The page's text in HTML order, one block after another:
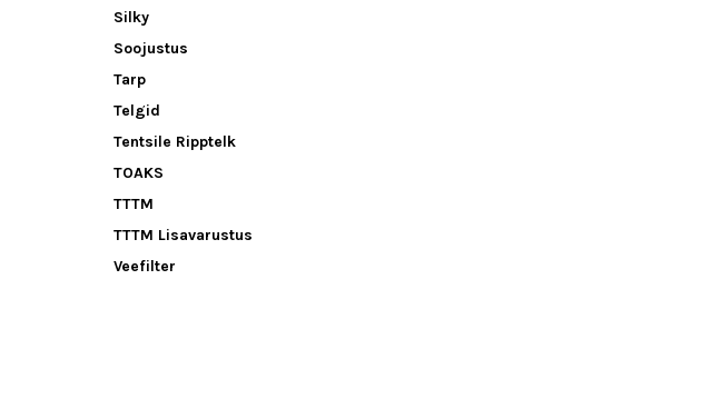
Silky
Soojustus
Tarp
Telgid
Tentsile Ripptelk
TOAKS
TTTM
TTTM Lisavarustus
Veefilter